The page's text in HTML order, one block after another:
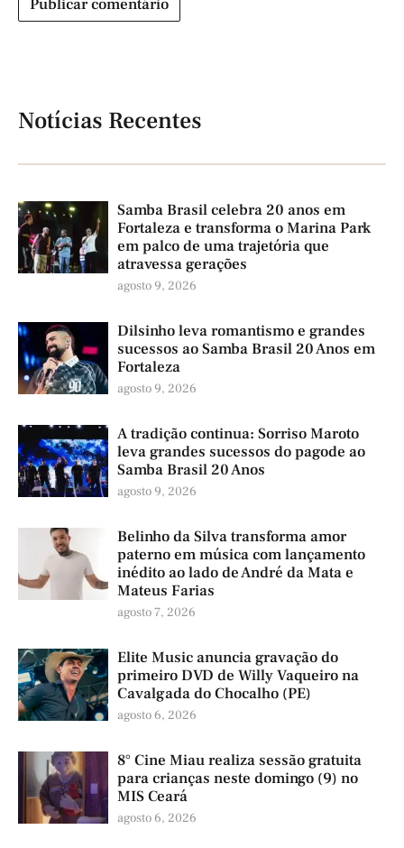
Notícias Recentes
Samba Brasil celebra 20 anos em
Fortaleza e transforma o Marina Park
em palco de uma trajetória que
atravessa gerações
agosto 9, 2026
Dilsinho leva romantismo e grandes
sucessos ao Samba Brasil 20 Anos em
Fortaleza
agosto 9, 2026
A tradição continua: Sorriso Maroto
leva grandes sucessos do pagode ao
Samba Brasil 20 Anos
agosto 9, 2026
Belinho da Silva transforma amor
paterno em música com lançamento
inédito ao lado de André da Mata e
Mateus Farias
agosto 7, 2026
Elite Music anuncia gravação do
primeiro DVD de Willy Vaqueiro na
Cavalgada do Chocalho (PE)
agosto 6, 2026
8° Cine Miau realiza sessão gratuita
para crianças neste domingo (9) no
MIS Ceará
agosto 6, 2026